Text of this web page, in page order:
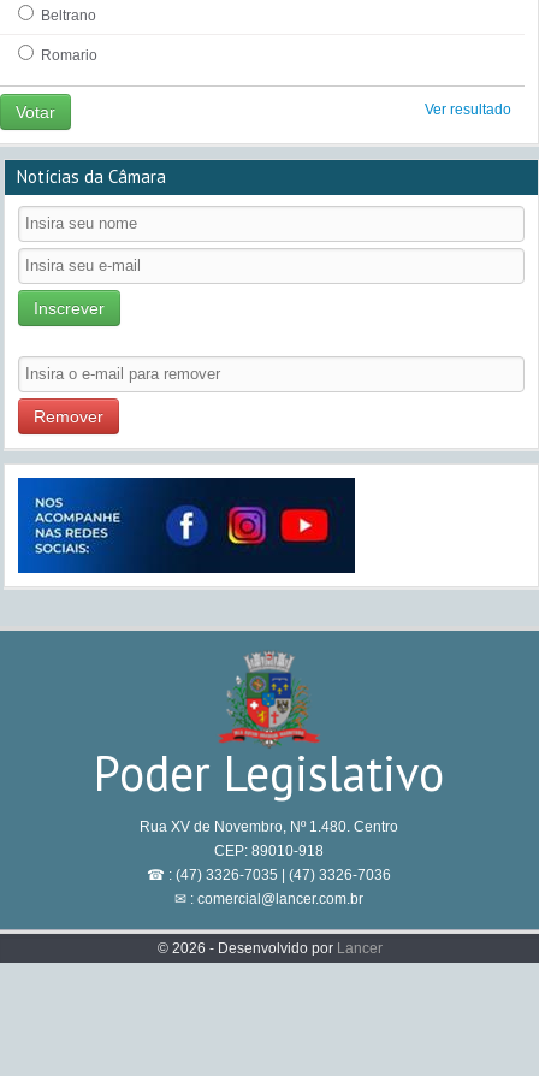
Beltrano
Romario
Votar Ver resultado
Notícias da Câmara
Inscrever
Remover
Poder Legislativo
Rua XV de Novembro, Nº 1.480. Centro
CEP: 89010-918
☎ : (47) 3326-7035 | (47) 3326-7036
✉ : comercial@lancer.com.br
© 2026 - Desenvolvido por Lancer